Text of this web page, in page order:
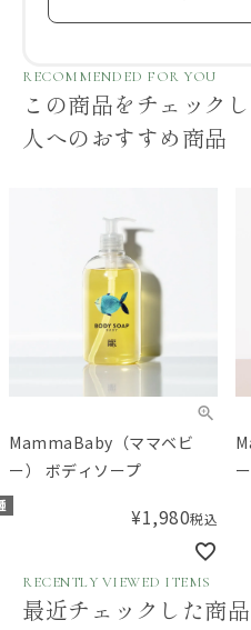
RECOMMENDED FOR YOU
この商品をチェック
人へのおすすめ商品
MammaBaby（ママベビ
ー） ボディソープ
¥1,980税込
ー
RECENTLY VIEWED ITEMS
最近チェックした商品